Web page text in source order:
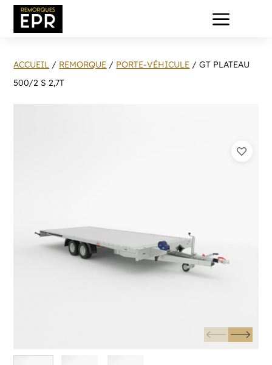
a
ACCUEIL / REMORQUE / PORTE-VÉHICULE / GT PLATEAU
500/2 S 2,7T